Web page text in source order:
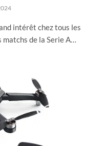
intérêt chez tous les
matchs de la Serie A…